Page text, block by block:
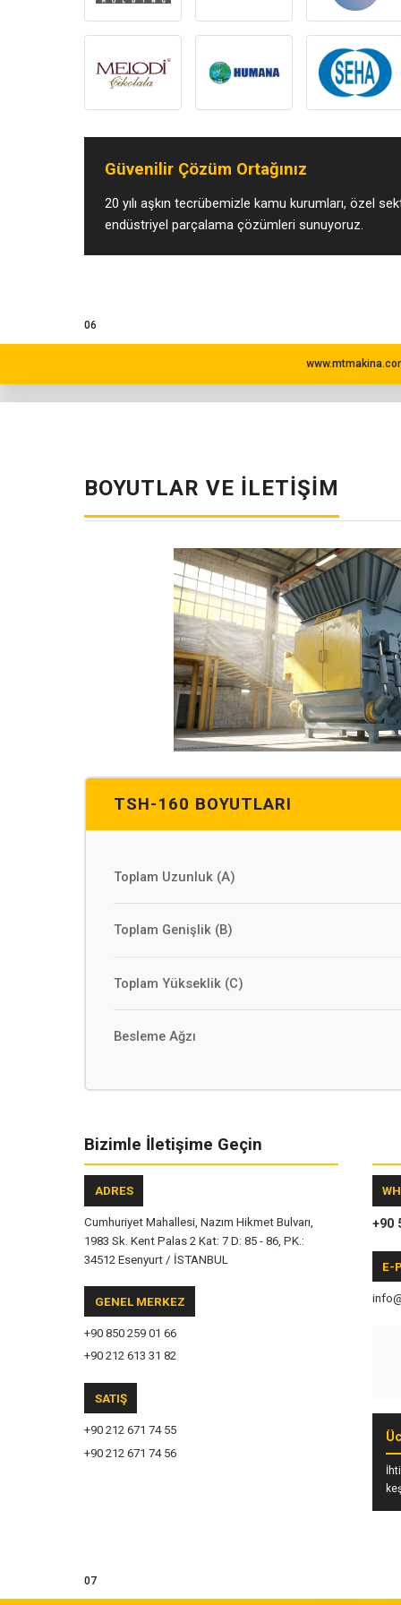
Güvenilir Çözüm Ortağınız
20 yılı aşkın tecrübemizle kamu kurumları, özel
endüstriyel parçalama çözümleri sunuyoruz.
06
BOYUTLAR VE İLETIŞIM
TSH-160 BOYUTLARI
Toplam Uzunluk (A)
Toplam Genişlik (B)
Toplam Yükseklik (C)
Besleme Ağzı
Bizimle İletişime Geçin
ADRES
Cumhuriyet Mahallesi, Nazım Hikmet Bulvarı,
1983 Sk. Kent Palas 2 Kat: 7 D: 85 - 86, PK.:
34512 Esenyurt / İSTANBUL
GENEL MERKEZ
+90 850 259 01 66
+90 212 613 31 82
SATIŞ
+90 212 671 74 55
+90 212 671 74 56
+90
E-
07